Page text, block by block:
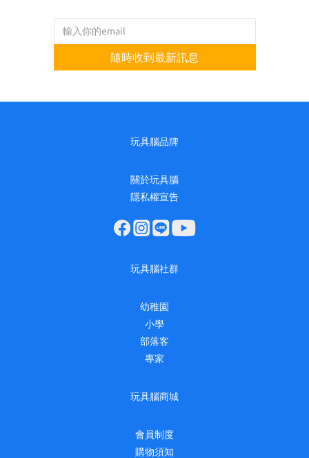
隨時收到最新訊息
玩具腦品牌
關於玩具腦
隱私權宣告
玩具腦社群
幼稚園
小學
部落客
專家
玩具腦商城
會員制度
購物須知